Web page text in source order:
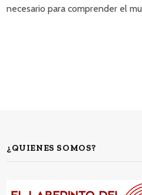
necesario para comprender el
¿QUIENES SOMOS?